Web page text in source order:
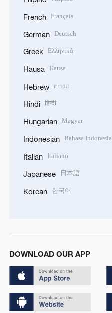
French Français
German Deutsch
Greek Ελληνικά
Hausa Hausa
Hebrew עברית
Hindi हिन्दी
Hungarian Magyar
Indonesian Bahasa Indonesia
Italian Italiano
Japanese 日本語
Korean 한국어
DOWNLOAD OUR APP